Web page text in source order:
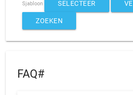
Sjabloon SELECTEER
ZOEKEN
FAQ#